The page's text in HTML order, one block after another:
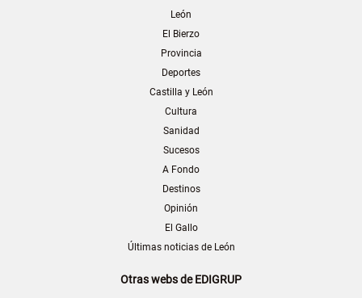
León
El Bierzo
Provincia
Deportes
Castilla y León
Cultura
Sanidad
Sucesos
A Fondo
Destinos
Opinión
El Gallo
Últimas noticias de León
Otras webs de EDIGRUP